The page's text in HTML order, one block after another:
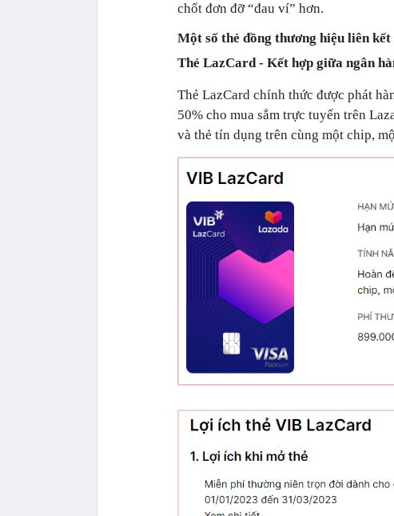
chốt đơn đỡ “đau ví” hơn.
Một số thẻ đồng thương hiệu liên
Thẻ LazCard - Kết hợp giữa ngân
Thẻ LazCard chính thức được phát
50% cho mua sắm trực tuyến trên
và thẻ tín dụng trên cùng một chip,